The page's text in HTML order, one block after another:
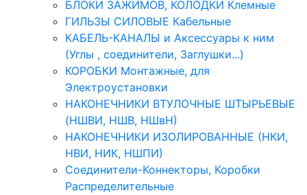
БЛОКИ ЗАЖИМОВ, КОЛОДКИ Клемные
ГИЛЬЗЫ СИЛОВЫЕ Кабельные
КАБЕЛЬ-КАНАЛЫ и Аксессуары к ним
(Углы , соединители, Заглушки...)
КОРОБКИ Монтажные, для
Электроустановки
НАКОНЕЧНИКИ ВТУЛОЧНЫЕ ШТЫРЬЕВЫЕ
(НШВИ, НШВ, НШвН)
НАКОНЕЧНИКИ ИЗОЛИРОВАННЫЕ (НКИ,
НВИ, НИК, НШПИ)
Соединители-Коннекторы, Коробки
Распределительные